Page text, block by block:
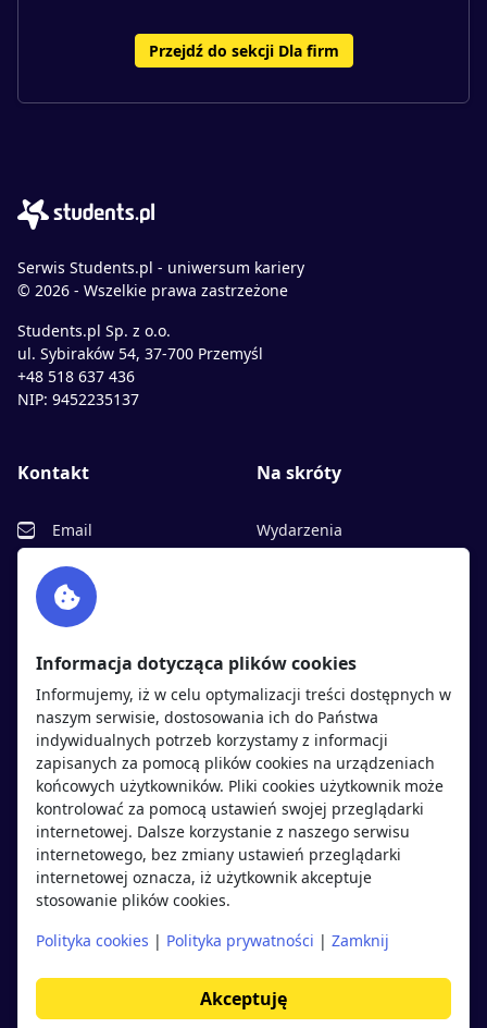
Przejdź do sekcji Dla firm
Serwis Students.pl - uniwersum kariery
© 2026 - Wszelkie prawa zastrzeżone
Students.pl Sp. z o.o.
ul. Sybiraków 54, 37-700 Przemyśl
+48 518 637 436
NIP: 9452235137
Kontakt
Email
Facebook
Twitter
Na skróty
Wydarzenia
Polityka cookies
Polityka prywatności
Kandydaci
Regulamin kandydata
Oferty pracy
Pracodawcy
Opinie o pracodawcach
Blog
Pracodawcy
Regulamin pracodawcy
Dodaj ogłoszenie
Informacja dotycząca plików cookies
Informujemy, iż w celu optymalizacji treści dostępnych w
naszym serwisie, dostosowania ich do Państwa
indywidualnych potrzeb korzystamy z informacji
zapisanych za pomocą plików cookies na urządzeniach
końcowych użytkowników. Pliki cookies użytkownik może
kontrolować za pomocą ustawień swojej przeglądarki
internetowej. Dalsze korzystanie z naszego serwisu
internetowego, bez zmiany ustawień przeglądarki
internetowej oznacza, iż użytkownik akceptuje
stosowanie plików cookies.
Polityka cookies | Polityka prywatności | Zamknij
Akceptuję